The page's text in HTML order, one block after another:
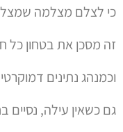
כי לצלם מצלמה
זה מסכן את בטחון כל
וכמנהג נתינים
גם כשאין עילה, נסיים